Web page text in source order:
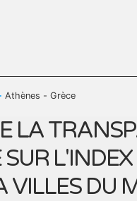
Athènes - Grèce
LA
SUR L'INDEX
VILLES DU